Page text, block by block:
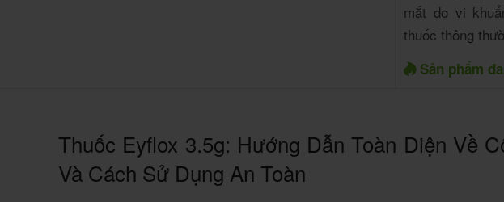
mắt do vi
thuốc thông
Sản phẩm
Thuốc Eyflox 3.5g: Hướng Dẫn Toàn Diện Về
Và Cách Sử Dụng An Toàn